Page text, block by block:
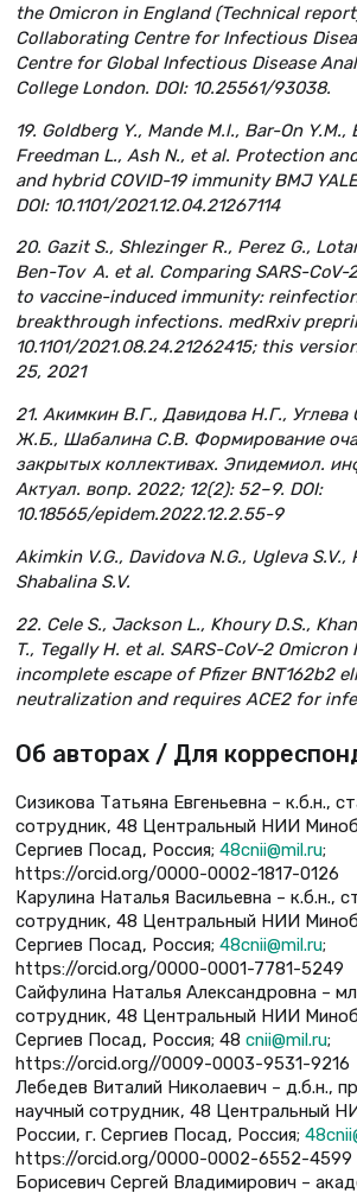
the Omicron in England (Technical
Collaborating Centre for Infectious
Centre for Global Infectious Disease
College London. DOI: 10.25561/93038.
19. Goldberg Y., Mande M.l., Bar-On
Freedman L., Ash N., et al. Protection
and hybrid COVID-19 immunity BMJ
DOI: 10.1101/2021.12.04.21267114
20. Gazit S., Shlezinger R., Perez G.,
Ben-Tov A. et al. Comparing SARS-
to vaccine-induced immunity:
breakthrough infections. medRxiv
10.1101/2021.08.24.21262415; this
25, 2021
21. Акимкин В.Г., Давидова Н.Г.,
Ж.Б., Шабалина С.В. Формирование
закрытых коллективах. Эпидемиол.
Актуал. вопр. 2022; 12(2): 52–9. DOI:
10.18565/epidem.2022.12.2.55-9
Akimkin V.G., Davidova N.G., Ugleva S.V.,
Shabalina S.V.
22. Cele S., Jackson L., Khoury D.S.,
T., Tegally H. et al. SARS-CoV-2
incomplete escape of Pfizer BNT162b2
neutralization and requires ACE2 for
Об авторах / Для
Сизикова Татьяна Евгеньевна – к.б.н.,
сотрудник, 48 Центральный НИИ
Сергиев Посад, Россия; 48cnii@mil.ru;
https://orcid.org/0000-0002-1817-0126
Карулина Наталья Васильевна – к.б.н.,
сотрудник, 48 Центральный НИИ
Сергиев Посад, Россия; 48cnii@mil.ru;
https://orcid.org/0000-0001-7781-5249
Сайфулина Наталья Александровна –
сотрудник, 48 Центральный НИИ
Сергиев Посад, Россия; 48 cnii@mil.ru;
https://orcid.org//0009-0003-9531-9216
Лебедев Виталий Николаевич – д.б.н.,
научный сотрудник, 48 Центральный
России, г. Сергиев Посад, Россия;
https://orcid.org/0000-0002-6552-4599
Борисевич Сергей Владимирович –